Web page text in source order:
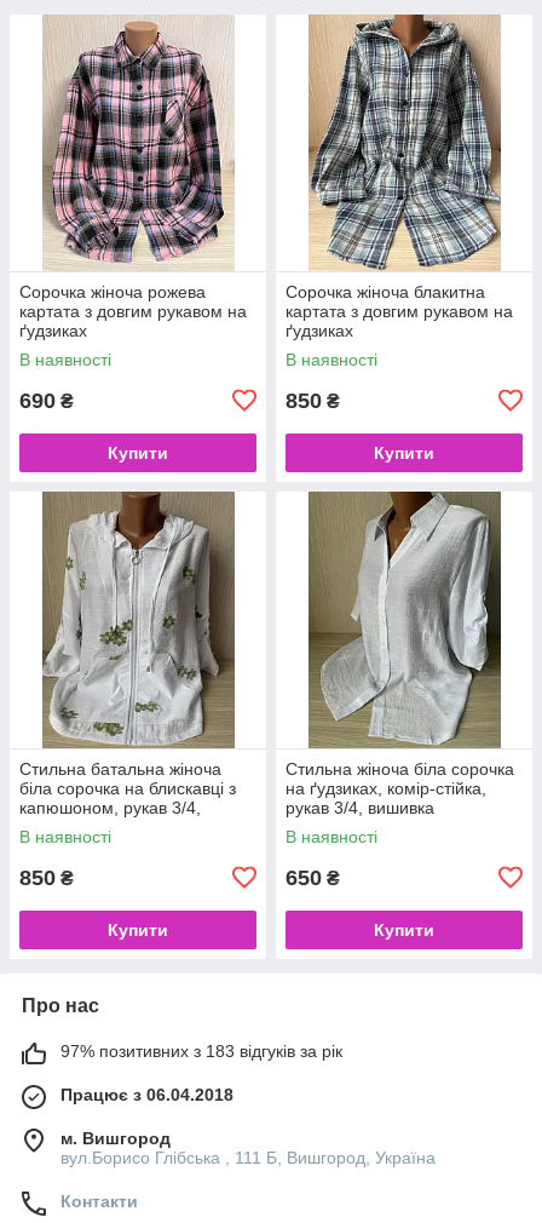
Сорочка жіноча рожева
картата з довгим рукавом на
ґудзиках
В наявності
690 ₴
Купити
Сорочка жіноча блакитна
картата з довгим рукавом на
ґудзиках
В наявності
850 ₴
Купити
Стильна батальна жіноча
біла сорочка на блискавці з
капюшоном, рукав 3/4,
вишивка
В наявності
850 ₴
Купити
Стильна жіноча біла сорочка
на ґудзиках, комір-стійка,
рукав 3/4, вишивка
В наявності
650 ₴
Купити
Про нас
97% позитивних з 183 відгуків за рік
Працює з 06.04.2018
м. Вишгород
вул.Борисо Глібська , 111 Б, Вишгород, Україна
Контакти